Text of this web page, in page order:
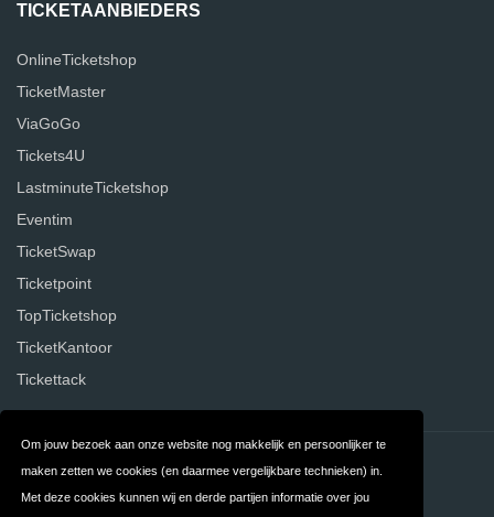
Om jouw bezoek aan onze website nog makkelijk en persoonlijker te
maken zetten we cookies (en daarmee vergelijkbare technieken) in.
Met deze cookies kunnen wij en derde partijen informatie over jou
TICKETAANBIEDERS
OnlineTicketshop
TicketMaster
ViaGoGo
Tickets4U
LastminuteTicketshop
Eventim
TicketSwap
Ticketpoint
TopTicketshop
TicketKantoor
Tickettack
Contact Privacy
Algemene FAQ